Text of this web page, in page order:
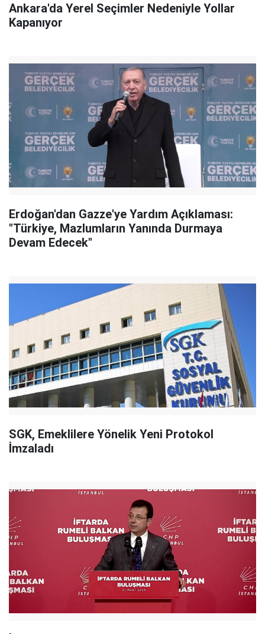
Ankara'da Yerel Seçimler Nedeniyle Yollar
Kapanıyor
Erdoğan'dan Gazze'ye Yardım Açıklaması:
"Türkiye, Mazlumların Yanında Durmaya
Devam Edecek"
SGK, Emeklilere Yönelik Yeni Protokol
İmzaladı